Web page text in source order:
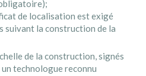
de localisation est exigé
suivant la construction de la
de la construction, signés
technologue reconnu